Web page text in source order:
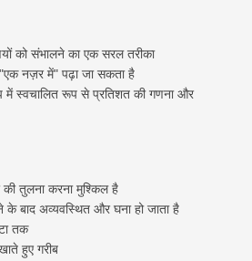
को संभालने का एक सरल तरीका
नज़र में" पढ़ा जा सकता है
स्वचालित रूप से प्रतिशत की गणना और
तुलना करना मुश्किल है
के बाद अव्यवस्थित और घना हो जाता है
तक
हुए गरीब